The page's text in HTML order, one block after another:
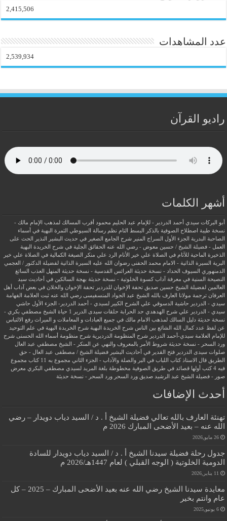
2,415,506
عدد المشاهدات
2,539,934
راديو القرآن
أشهر الكلمات
أبو البركات سيدي أحمد الدردير - للإمام عبد الحليم محمود
أقرب المسالك لمذهب الإمام مالك -
نسخة طيبة اصطلاح الصوفية بالذكر البسط التام نظم رسالة السيوطي
الثمرة البهية في أسماء
الصاحبة البدرية
الجزء الأول السراج المنير شرح الجامع الصغير في حديث البشير النذير
الحث على
العمل - فضيلة الشيخ / حسين معوض - رضي الله عنه
الحقائق الجلية في شرح الخريدة البهية
الذخيرة الماحية للآثام في الصلاة علي خير الأنام
الرد علي منكر الصيغة الكمالية في الصلاة علي خير
البرية
السيرة الذاتية - الامام محمد الحفنى رضوان الله عليه
السيرة الذاتية لفضيلة الدكتور / العجمي
الدمنهوري
السيوف الحداد - نسخة حديثة العرائس القدسية - نسخة حديثة
المنهل العذب السائغ
النصيحة السنية في معرفة آداب كسوة الخلوتية - نسخة حديثة بهجة السالكين في أحاديث سيد
العالمين لفضيلة الشيخ حسين صديق
تحفة الإخوان للدردير تحفة الإخوان والخلان في بعض آداب أهل
العرفان ترجمة مولانا العارف بالله الشيخ عبد الجواد المنسفيسى رضي الله عنه ثبت العلامة الفهامة
سيدي - الدردير
حاشية الدسوقي علي الشرح الكبير لسيدي - أحمد الدردير- الجزء الأول حاشي
سيدي - الدردير علي شرح الهدهدي حد الحرابة حلقات سيدى الدرير 1
حياة الشيخ مصطفي بكري -
نسخة حديثة دليل السالك لمذهب الامام مالك في جميع العبادات و المعاملات و الميراث رفع الالتباس
عن لفظ عدد كمال الله الشائع بين الناس شرح الخريدة البهية شرح الخريدة البهية في علم التوحيد
للإمام العلامة سيدي-أحمد الدردير شرح المنظومة الدرديرية شرح منظومة أسماء الله الحسنى شرح
ورد السحر - نسخة حديثة شروط الأمر بالمعروف والنهي عن المنكر - الشيخ مصطفي عبد العال
صلوات سيدى الدردير فتح القدير في أحاديث البشير فضيلة الشيخ / مصطفى عبد العال - حق
الطريق
قال الاستاذ كتاب اللباب في البر والصلة والآداب - الجزء الثاني مجموع به 11 كتاب
مجموع
فيه 4 كتب أولها قصائد في طريق الصوفية
مخطوطة بلغة المريد لسيدي مصطفي البكري معرض
صور - فضيلة الشيخ عبد الرشيد صديق
ورد السحر ورد السحر - نسخة حديثة
أحدث الإضافات
تهنئة العارف بالله تعالي فضيلة الشيخ أ . د / السيد دياب دويدار – رضي
الله عنه – بعيد الأضحى المبارك 2026 م
26 مايو,2026
جدول رحلة فضيلة سيدنا الشيخ أ . د / السيد دياب دويدار للسادة
الدومية الخلوتية ( الوجه القبلي ) لعام 1447هـ/2026 م
11 يناير,2026
معايدة سيدنا الشيخ رضي الله عنه بعيد الأضحى المبارك – 2025 – كل
عام وانتم بخير
6 يونيو,2025